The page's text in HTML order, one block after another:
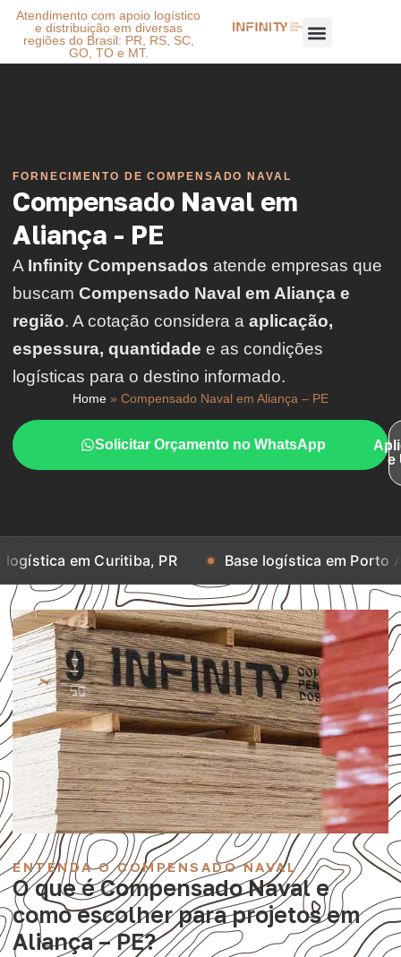
Atendimento com apoio logístico
e distribuição em diversas
regiões do Brasil: PR, RS, SC,
GO, TO e MT.
FORNECIMENTO DE COMPENSADO NAVAL
Compensado Naval em
Aliança - PE
A Infinity Compensados atende empresas que
buscam Compensado Naval em Aliança e
região. A cotação considera a aplicação,
espessura, quantidade e as condições
logísticas para o destino informado.
Home » Compensado Naval em Aliança – PE
Solicitar Orçamento no WhatsApp
e
Curitiba, PR Base logística em Porto Alegre, RS
ENTENDA O COMPENSADO NAVAL
O que é Compensado Naval e
como escolher para projetos em
Aliança – PE?